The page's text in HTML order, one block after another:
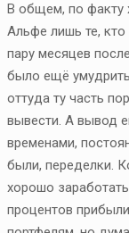
В общем, по факту
Альфе лишь те, кто
пару месяцев
было ещё
оттуда ту часть
вывести. А вывод
временами,
были, переделки.
хорошо
процентов